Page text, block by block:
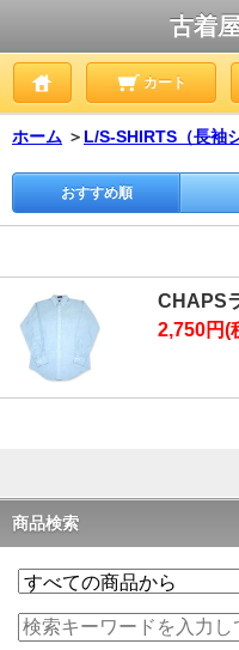
古着
カート
ホーム ＞ L/S-SHIRTS（長袖
おすすめ順
CHAPS
2,750円(
商品検索